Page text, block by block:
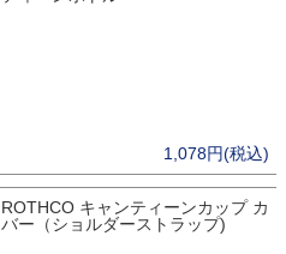
1,078円(税込)
ROTHCO キャンティーンカップ カ
バー（ショルダーストラップ)